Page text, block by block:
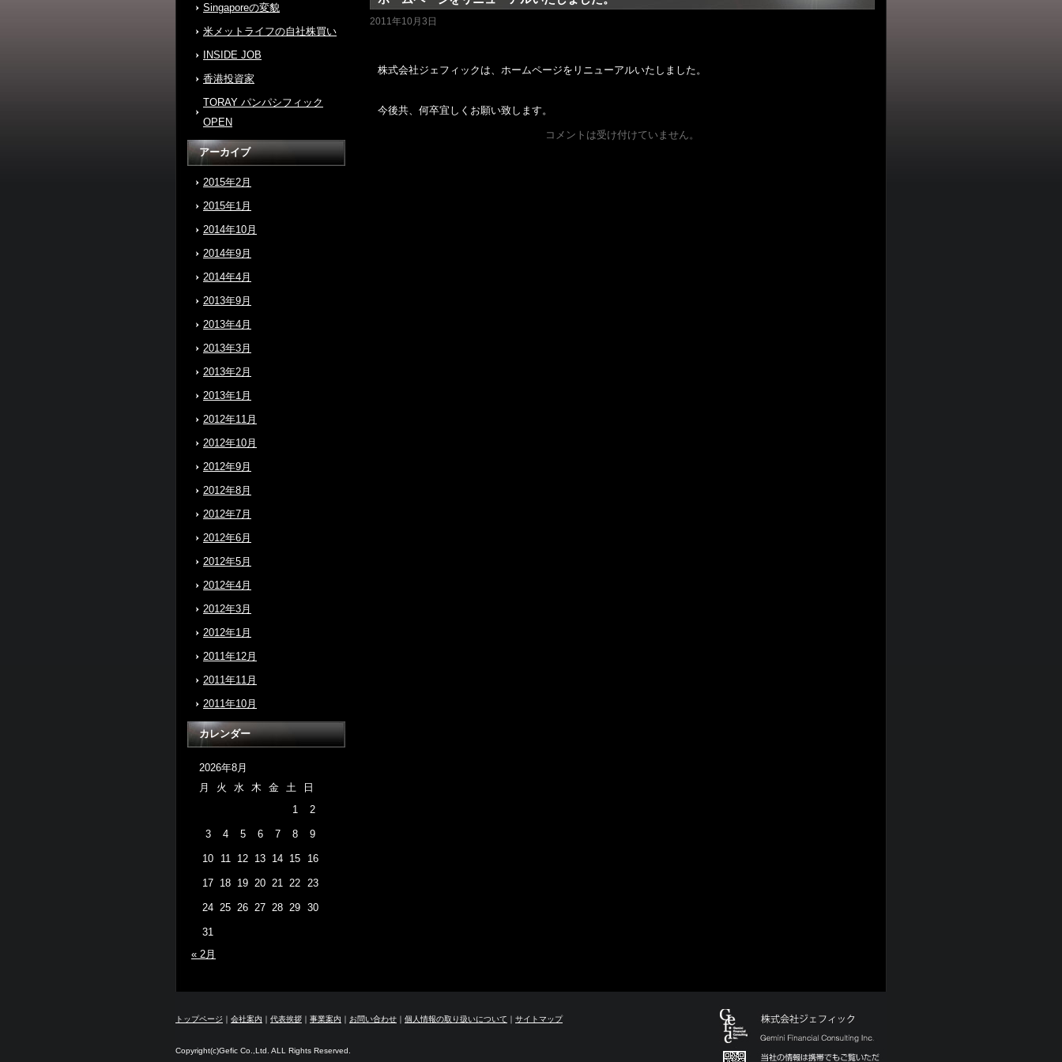
2011年10月3日
株式会社ジェフィックは、ホームページをリニューアルいたしました。
今後共、何卒宜しくお願い致します。
コメントは受け付けていません。
Singaporeの変貌
米メットライフの自社株買い
INSIDE JOB
香港投資家
TORAY パンパシフィック
OPEN
アーカイブ
2015年2月
2015年1月
2014年10月
2014年9月
2014年4月
2013年9月
2013年4月
2013年3月
2013年2月
2013年1月
2012年11月
2012年10月
2012年9月
2012年8月
2012年7月
2012年6月
2012年5月
2012年4月
2012年3月
2012年1月
2011年12月
2011年11月
2011年10月
カレンダー
2026年8月
月
火 水 木 金 土
日
1
2
3 4 5 6 7 8 9
10 11 12 13 14 15 16
17 18 19 20 21 22 23
24 25 26 27 28 29 30
31
« 2月
トップページ ｜ 会社案内 ｜ 代表挨拶 ｜ 事業案内 ｜ お問い合わせ ｜ 個人情報の取り扱いについて ｜ サイトマップ
Copyright(c)Gefic Co.,Ltd. ALL Rights Reserved.